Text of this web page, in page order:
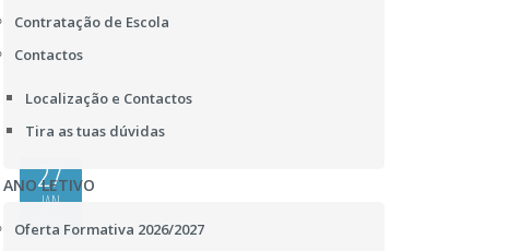
Contratação de Escola
Contactos
Localização e Contactos
Tira as tuas dúvidas
ANO LETIVO
Oferta Formativa 2026/2027
27
JAN